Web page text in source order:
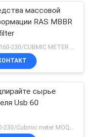
массовой
RAS MBBR
сырье
Usb 60
$190-230/Cubmic meter MOQ:1CubmicMeter